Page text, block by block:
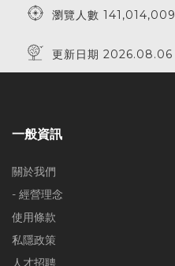
瀏覽人數 141,014,009
更新日期 2026.08.06
一般資訊
關於我們
- 經營理念
使用條款
私隱政策
人才招聘